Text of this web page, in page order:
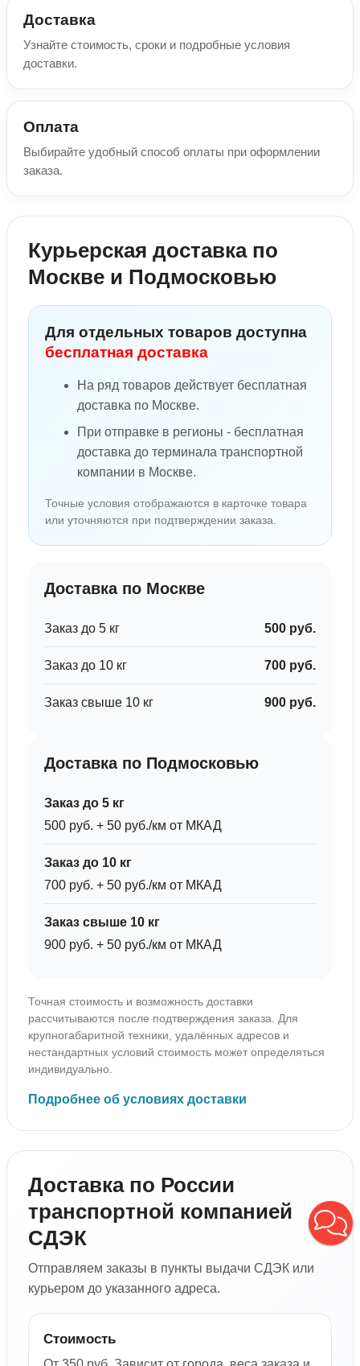
Доставка
Узнайте стоимость, сроки и подробные условия
доставки.
Оплата
Выбирайте удобный способ оплаты при оформлении
заказа.
Курьерская доставка по
Москве и Подмосковью
Для отдельных товаров доступна
бесплатная доставка
На ряд товаров действует бесплатная
доставка по Москве.
При отправке в регионы - бесплатная
доставка до терминала транспортной
компании в Москве.
Точные условия отображаются в карточке товара
или уточняются при подтверждении заказа.
Доставка по Москве
Заказ до 5 кг 500 руб.
Заказ до 10 кг 700 руб.
Заказ свыше 10 кг 900 руб.
Доставка по Подмосковью
Заказ до 5 кг
500 руб. + 50 руб./км от МКАД
Заказ до 10 кг
700 руб. + 50 руб./км от МКАД
Заказ свыше 10 кг
900 руб. + 50 руб./км от МКАД
Точная стоимость и возможность доставки
рассчитываются после подтверждения заказа. Для
крупногабаритной техники, удалённых адресов и
нестандартных условий стоимость может определяться
индивидуально.
Подробнее об условиях доставки
Доставка по России
транспортной компанией
СДЭК
Отправляем заказы в пункты выдачи СДЭК или
курьером до указанного адреса.
Стоимость